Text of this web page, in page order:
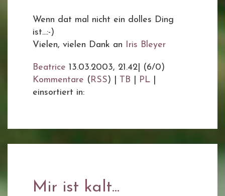
Wenn dat mal nicht ein dolles Ding
ist...:-)
Vielen, vielen Dank an Iris Bleyer
Beatrice 13.03.2003, 21.42
(6/0)
Kommentare (RSS) | TB PL
einsortiert in:
Mir ist kalt...